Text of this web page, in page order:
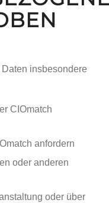
insbesondere
CIOmatch
anfordern
oder anderen
oder über